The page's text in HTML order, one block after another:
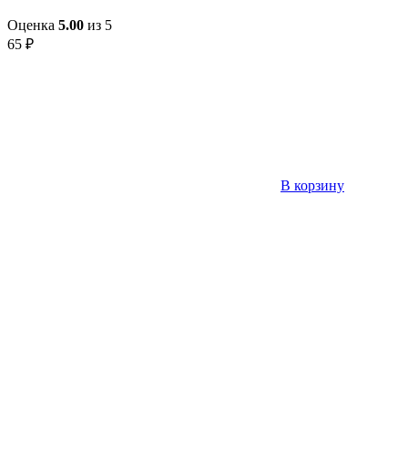
Оценка 5.00 из 5
65 ₽
В корзину